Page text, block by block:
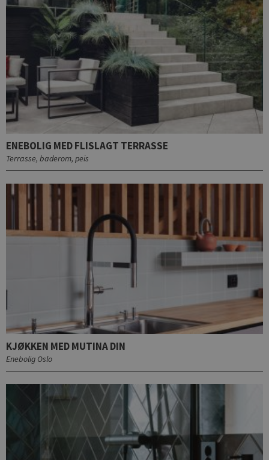
ENEBOLIG MED FLISLAGT TERRASSE
Terrasse, baderom, peis
KJØKKEN MED MUTINA DIN
Enebolig Oslo